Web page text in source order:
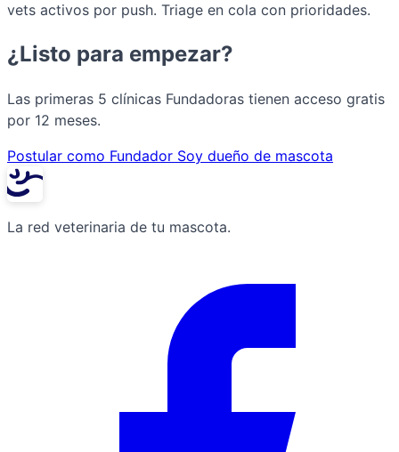
vets activos por push. Triage en cola con prioridades.
¿Listo para empezar?
Las primeras 5 clínicas Fundadoras tienen acceso gratis
por 12 meses.
Postular como Fundador Soy dueño de mascota
La red veterinaria de tu mascota.